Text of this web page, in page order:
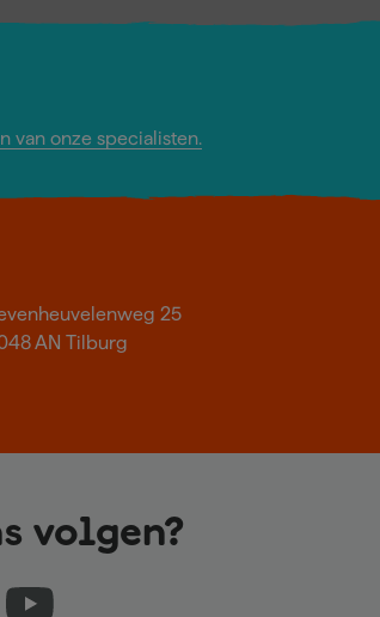
van onze specialisten.
25
AN Tilburg
volgen?